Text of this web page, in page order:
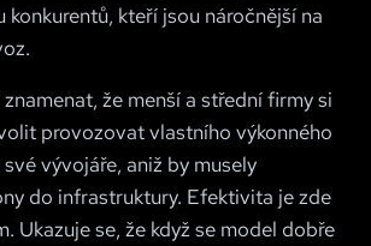
konkurentů, kteří jsou náročnější na
že menší a střední firmy si
provozovat vlastního výkonného
vývojáře, aniž by musely
do infrastruktury. Efektivita je zde
Ukazuje se, že když se model dobře